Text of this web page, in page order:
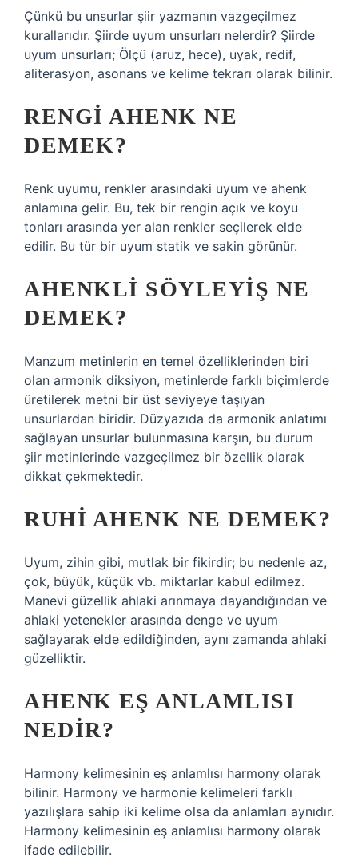
Çünkü bu unsurlar şiir yazmanın vazgeçilmez
kurallarıdır. Şiirde uyum unsurları nelerdir? Şiirde
uyum unsurları; Ölçü (aruz, hece), uyak, redif,
aliterasyon, asonans ve kelime tekrarı olarak bilinir.
RENGI AHENK NE
DEMEK?
Renk uyumu, renkler arasındaki uyum ve ahenk
anlamına gelir. Bu, tek bir rengin açık ve koyu
tonları arasında yer alan renkler seçilerek elde
edilir. Bu tür bir uyum statik ve sakin görünür.
AHENKLI SÖYLEYIŞ NE
DEMEK?
Manzum metinlerin en temel özelliklerinden biri
olan armonik diksiyon, metinlerde farklı biçimlerde
üretilerek metni bir üst seviyeye taşıyan
unsurlardan biridir. Düzyazıda da armonik anlatımı
sağlayan unsurlar bulunmasına karşın, bu durum
şiir metinlerinde vazgeçilmez bir özellik olarak
dikkat çekmektedir.
RUHI AHENK NE DEMEK?
Uyum, zihin gibi, mutlak bir fikirdir; bu nedenle az,
çok, büyük, küçük vb. miktarlar kabul edilmez.
Manevi güzellik ahlaki arınmaya dayandığından ve
ahlaki yetenekler arasında denge ve uyum
sağlayarak elde edildiğinden, aynı zamanda ahlaki
güzelliktir.
AHENK EŞ ANLAMLISI
NEDIR?
Harmony kelimesinin eş anlamlısı harmony olarak
bilinir. Harmony ve harmonie kelimeleri farklı
yazılışlara sahip iki kelime olsa da anlamları aynıdır.
Harmony kelimesinin eş anlamlısı harmony olarak
ifade edilebilir.